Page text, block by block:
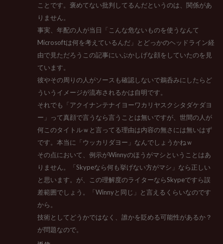
ことです。褒めてない批判してるんだというのは、関係があ
りません。
事実、年配の人が当日「こんな危ないものを使うなんて
Microsoftは何を考えているんだ」とどっかのヘッドライン経
由で見ただろうこの記事にいぶかしげな顔をしていたのを見
ています。
彼やその周りの人がソースも確認しないで鵜呑みにしたらど
ういうイメージが流布されるかは自明です。
それでも「アクイナンテナイヨーワカリヤスクシタダケダヨ
ー」って真顔で言うなら言うことは無いですが、世間の人が
何このタイトルｗと言ってる理由は内容の無さには無いはず
です。本当に「ウッカリダヨー」なんでしょうかねｗ
その点において、例示がWinnyのほうがマシということはあ
りません。「Skypeなら何も挙げない方がマシ」なら正しい
と思います。が、この理解度のライターならSkypeですら誤
差範囲でしょう。「Winnyと同じ」と言えるくらいなのです
から。
技術としてどうかではなく、誰かを貶める可能性があるか？
が問題なので。